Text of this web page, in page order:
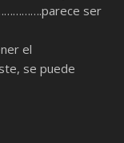
ser
el
se puede